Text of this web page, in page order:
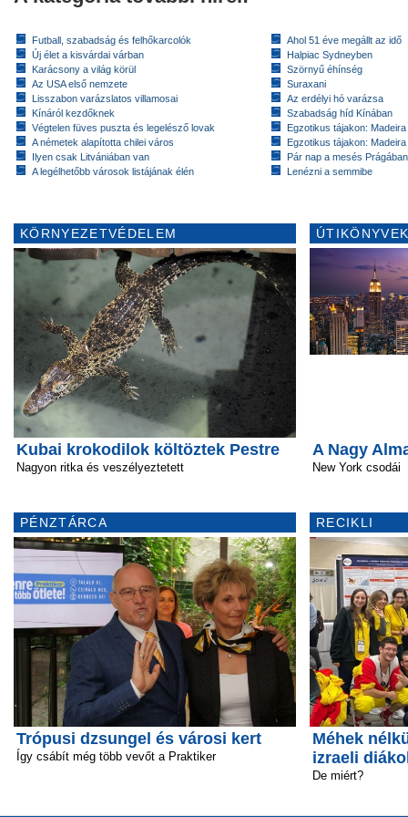
Futball, szabadság és felhőkarcolók
Új élet a kisvárdai várban
Karácsony a világ körül
Az USA első nemzete
Lisszabon varázslatos villamosai
Kínáról kezdőknek
Végtelen füves puszta és legelésző lovak
A németek alapította chilei város
Ilyen csak Litvániában van
A legélhetőbb városok listájának élén
Ahol 51 éve megállt az idő
Halpiac Sydneyben
Szörnyű éhínség
Suraxani
Az erdélyi hó varázsa
Szabadság híd Kínában
Egzotikus tájakon:
Egzotikus tájakon:
Pár nap a mesés Prágában
Lenézni a semmibe
KÖRNYEZETVÉDELEM
Kubai krokodilok költöztek Pestre
Nagyon ritka és veszélyeztetett
PÉNZTÁRCA
Trópusi dzsungel és városi kert
Így csábít még több vevőt a Praktiker
A Nagy
New York csodái
RECIKLI
Méhek
izraeli
De miért?